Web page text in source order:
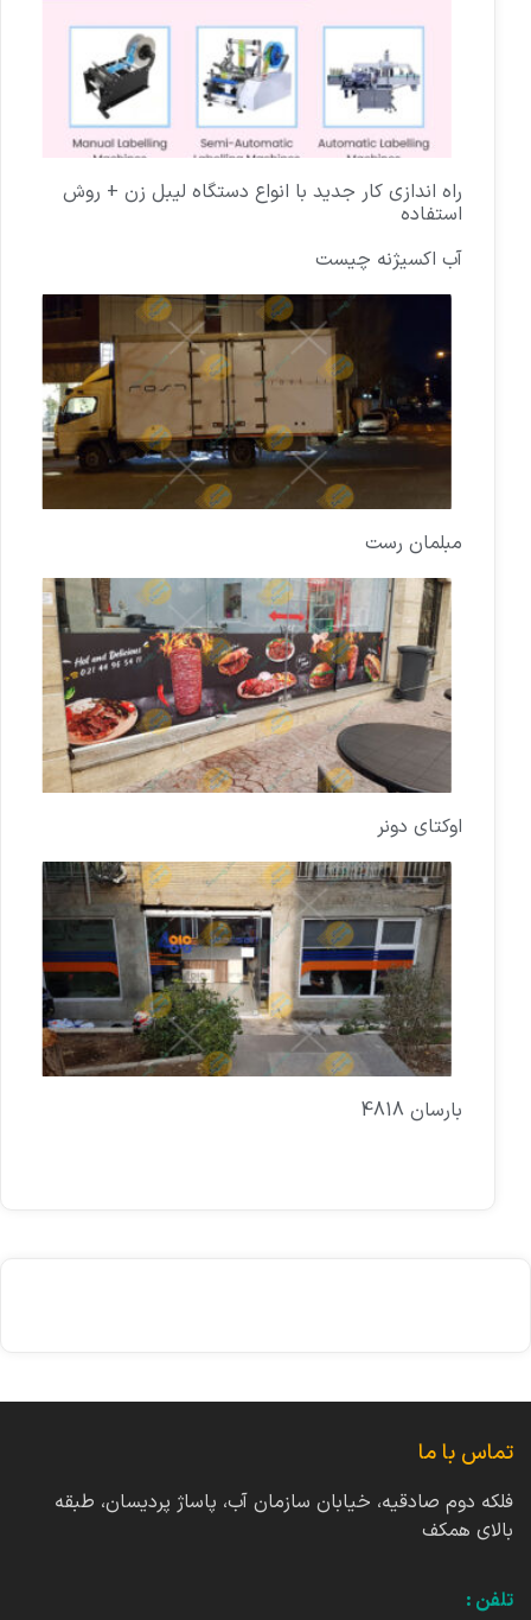
راه اندازی کار جدید با انواع دستگاه لیبل زن + روش
استفاده
آب اکسیژنه چیست
مبلمان رست
اوکتای دونر
بارسان 4818
تماس با ما
فلکه دوم صادقیه، خیابان سازمان آب، پاساژ پردیسان، طبقه
بالای همکف
تلفن :